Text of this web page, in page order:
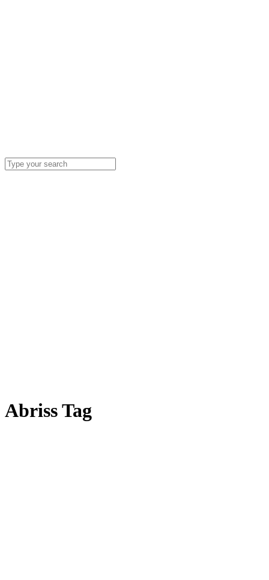
Abriss Tag